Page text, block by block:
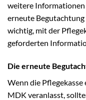
weitere
erneute
wichtig, mit der
geforderten
Die erneute
Wenn die
MDK veranlasst,